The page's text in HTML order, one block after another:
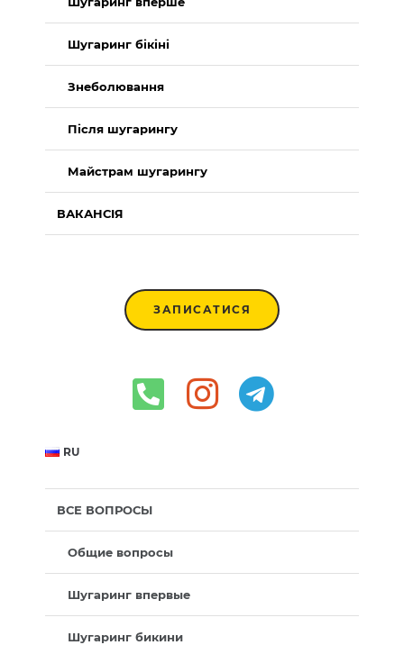
Шугаринг бікіні
Знеболювання
Після шугарингу
Майстрам шугарингу
ВАКАНСІЯ
ЗАПИСАТИСЯ
RU
ВСЕ ВОПРОСЫ
Общие вопросы
Шугаринг впервые
Шугаринг бикини